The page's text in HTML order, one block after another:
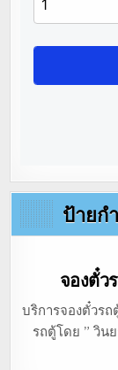
ป้ายก
จองตั๋ว
บริการจองตั๋วรถ
รถตู้โดย ” วิน